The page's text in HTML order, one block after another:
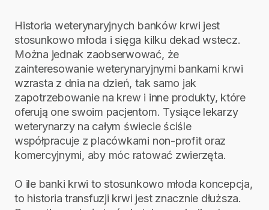
Historia weterynaryjnych banków krwi jest
stosunkowo młoda i sięga kilku dekad wstecz.
Można jednak zaobserwować, że
zainteresowanie weterynaryjnymi bankami krwi
wzrasta z dnia na dzień, tak samo jak
zapotrzebowanie na krew i inne produkty, które
oferują one swoim pacjentom. Tysiące lekarzy
weterynarzy na całym świecie ściśle
współpracuje z placówkami non-profit oraz
komercyjnymi, aby móc ratować zwierzęta.
O ile banki krwi to stosunkowo młoda koncepcja,
to historia transfuzji krwi jest znacznie dłuższa.